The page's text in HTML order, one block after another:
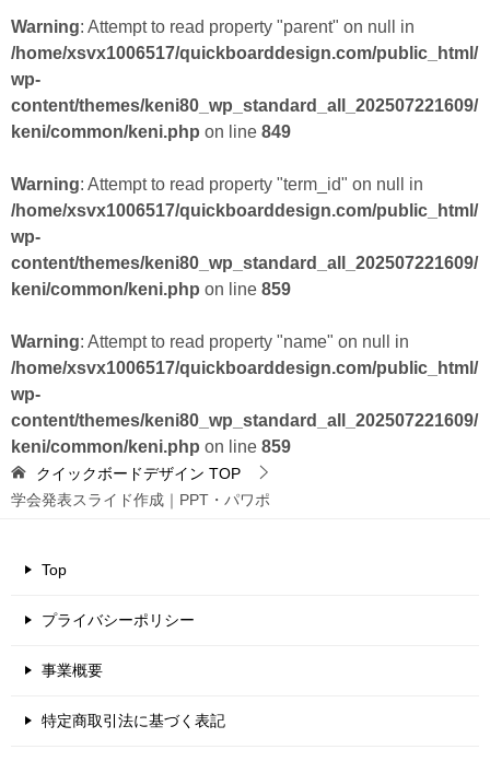
Warning: Attempt to read property "parent" on null in
/home/xsvx1006517/quickboarddesign.com/public_html/
wp-
content/themes/keni80_wp_standard_all_202507221609/
keni/common/keni.php on line 849
Warning: Attempt to read property "term_id" on null in
/home/xsvx1006517/quickboarddesign.com/public_html/
wp-
content/themes/keni80_wp_standard_all_202507221609/
keni/common/keni.php on line 859
Warning: Attempt to read property "name" on null in
/home/xsvx1006517/quickboarddesign.com/public_html/
wp-
content/themes/keni80_wp_standard_all_202507221609/
keni/common/keni.php on line 859
クイックボードデザイン TOP
学会発表スライド作成｜PPT・パワポ
Top
プライバシーポリシー
事業概要
特定商取引法に基づく表記